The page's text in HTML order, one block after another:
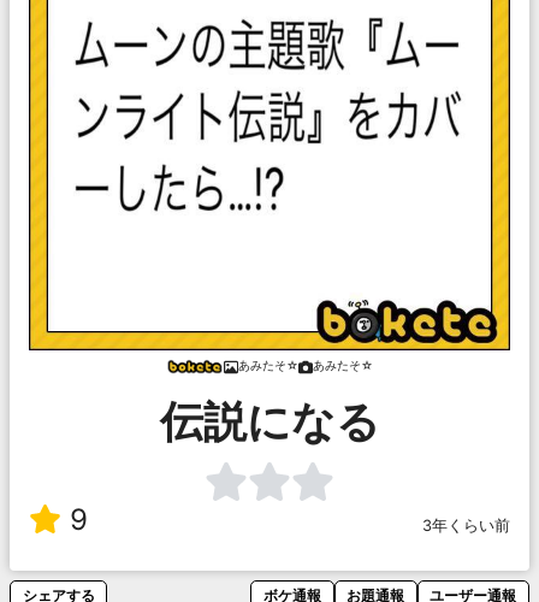
あみたそ☆ あみたそ☆
伝説になる
9 3年くらい前
シェアする ボケ通報 お題通報 ユーザー通報